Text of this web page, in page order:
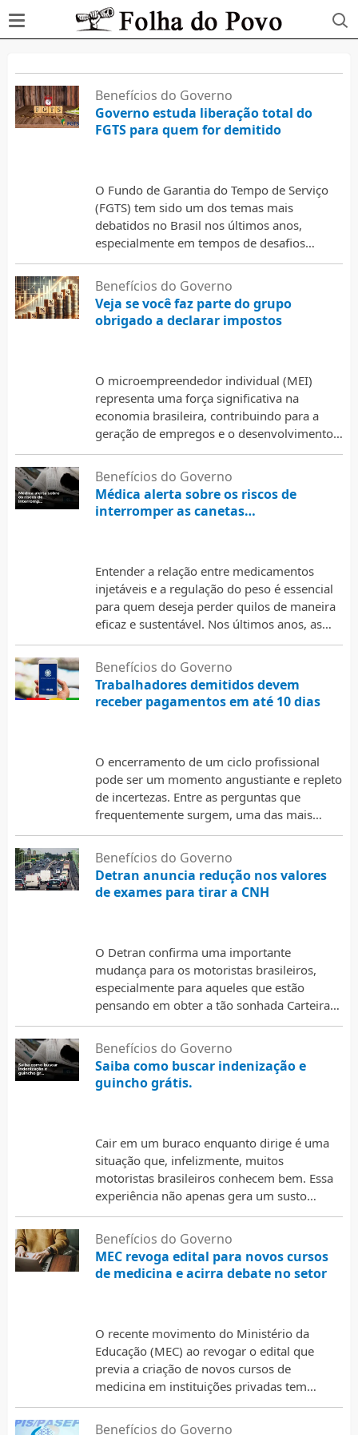
Benefícios do Governo
Governo estuda liberação total do
FGTS para quem for demitido
O Fundo de Garantia do Tempo de Serviço
(FGTS) tem sido um dos temas mais
debatidos no Brasil nos últimos anos,
especialmente em tempos de desafios
econômicos. Uma das …
Benefícios do Governo
Veja se você faz parte do grupo
obrigado a declarar impostos
O microempreendedor individual (MEI)
representa uma força significativa na
economia brasileira, contribuindo para a
geração de empregos e o desenvolvimento
de pequenos negócios. Contudo, é essencial
que os microempreendedores …
Benefícios do Governo
Médica alerta sobre os riscos de
interromper as canetas
Entender a relação entre medicamentos
injetáveis e a regulação do peso é essencial
para quem deseja perder quilos de maneira
eficaz e sustentável. Nos últimos anos, as
chamadas “canetas …
Benefícios do Governo
Trabalhadores demitidos devem
receber pagamentos em até 10 dias
O encerramento de um ciclo profissional
pode ser um momento angustiante e repleto
de incertezas. Entre as perguntas que
frequentemente surgem, uma das mais
relevantes diz respeito ao recebimento …
Benefícios do Governo
Detran anuncia redução nos valores
de exames para tirar a CNH
O Detran confirma uma importante
mudança para os motoristas brasileiros,
especialmente para aqueles que estão
pensando em obter a tão sonhada Carteira
Nacional de Habilitação (CNH) ou para
aqueles …
Benefícios do Governo
Saiba como buscar indenização e
guincho grátis.
Cair em um buraco enquanto dirige é uma
situação que, infelizmente, muitos
motoristas brasileiros conhecem bem. Essa
experiência não apenas gera um susto
considerável, como também pode resultar
em …
Benefícios do Governo
MEC revoga edital para novos cursos
de medicina e acirra debate no setor
O recente movimento do Ministério da
Educação (MEC) ao revogar o edital que
previa a criação de novos cursos de
medicina em instituições privadas tem
gerado intensos debates no …
Benefícios do Governo